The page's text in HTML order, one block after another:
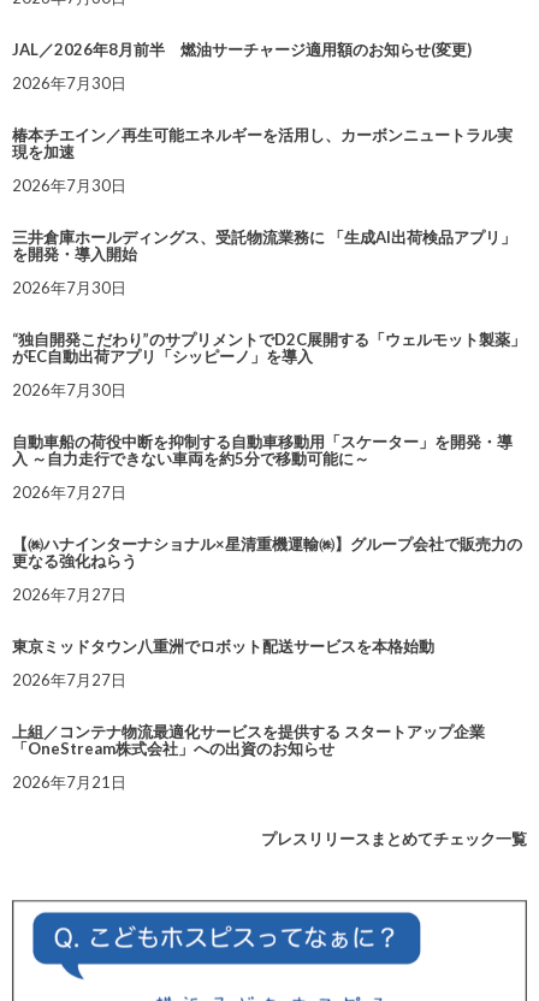
JAL／2026年8月前半 燃油サーチャージ適用額のお知らせ(変更)
2026年7月30日
椿本チエイン／再生可能エネルギーを活用し、カーボンニュートラル実
現を加速
2026年7月30日
三井倉庫ホールディングス、受託物流業務に 「生成AI出荷検品アプリ」
を開発・導入開始
2026年7月30日
“独自開発こだわり”のサプリメントでD2C展開する「ウェルモット製薬」
がEC自動出荷アプリ「シッピーノ」を導入
2026年7月30日
自動車船の荷役中断を抑制する自動車移動用「スケーター」を開発・導
入 ～自力走行できない車両を約5分で移動可能に～
2026年7月27日
【㈱ハナインターナショナル×星清重機運輸㈱】グループ会社で販売力の
更なる強化ねらう
2026年7月27日
東京ミッドタウン八重洲でロボット配送サービスを本格始動
2026年7月27日
上組／コンテナ物流最適化サービスを提供する スタートアップ企業
「OneStream株式会社」への出資のお知らせ
2026年7月21日
プレスリリースまとめてチェック一覧